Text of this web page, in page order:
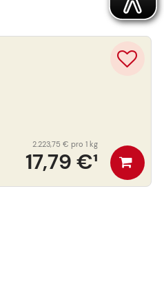
17,79 €¹
2.223,75 € pro 1 kg